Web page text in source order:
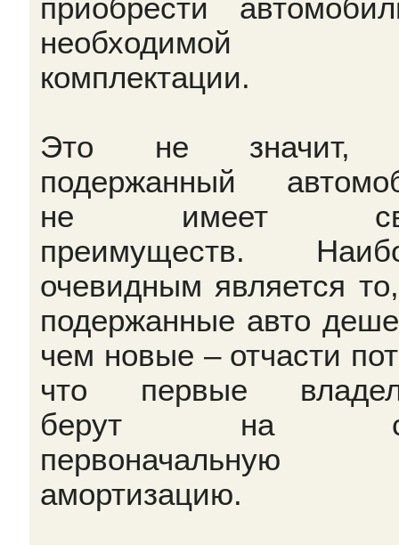
приобрести
необходимой
комплектации.
Это не значит,
подержанный
не имеет
преимуществ.
очевидным является
подержанные авто
чем новые – отчасти
что первые
берут на
первоначальную
амортизацию.